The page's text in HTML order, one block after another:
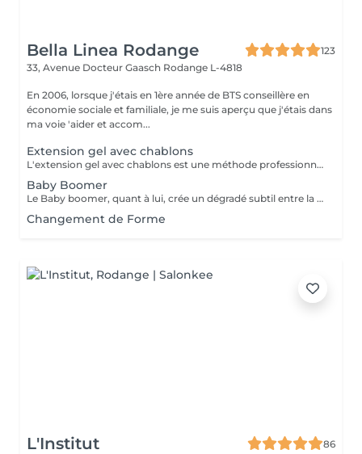
Bella Linea Rodange
123
33, Avenue Docteur Gaasch Rodange L-4818
En 2006, lorsque j'étais en 1ère année de BTS conseillère en
économie sociale et familiale, je me suis aperçu que j'étais dans
ma voie 'aider et accom...
Extension gel avec chablons
L'extension gel avec chablons est une méthode professionnelle qui sublime vos mains en créant des ongles parfaitement sculptés. Après une préparation soignée de vos ongles naturels, des chablons (supports temporaires) sont posés sous le bord de l'ongle et servent de guide pour construire la longueur et la forme souhaitées. Le gel est ensuite appliqué avec précision afin de modeler et renforcer vos ongles. Le résultat : des ongles solides, élégants et personnalisés, qui mettent en valeur la beauté naturelle de vos mains.
Baby Boomer
Le Baby boomer, quant à lui, crée un dégradé subtil entre la base rosée et l'extrémité blanche, pour un effet naturel et moderne.
Changement de Forme
L'Institut
86